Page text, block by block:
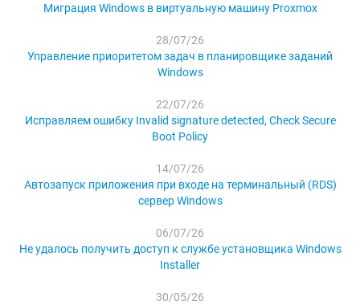
Миграция Windows в виртуальную машину Proxmox
28/07/26
Управление приоритетом задач в планировщике заданий
Windows
22/07/26
Исправляем ошибку Invalid signature detected, Check Secure
Boot Policy
14/07/26
Автозапуск приложения при входе на терминальный (RDS)
сервер Windows
06/07/26
Не удалось получить доступ к службе установщика Windows
Installer
30/05/26